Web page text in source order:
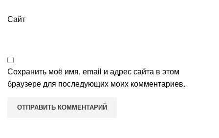
Сайт
Сохранить моё имя, email и адрес сайта в этом
браузере для последующих моих комментариев.